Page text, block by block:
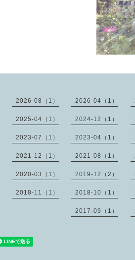
2026-08（1） 2026-04（1）
2025-04（1） 2024-12（1）
2023-07（1） 2023-04（1）
2021-12（1） 2021-08（1）
2020-03（1） 2019-12（2）
2018-11（1） 2018-10（1）
2017-09（1）